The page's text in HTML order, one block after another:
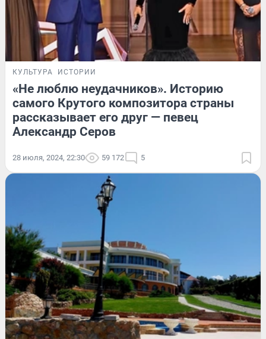
КУЛЬТУРА ИСТОРИИ
«Не люблю неудачников». Историю
самого Крутого композитора страны
рассказывает его друг — певец
Александр Серов
28 июля, 2024, 22:30 59 172 5